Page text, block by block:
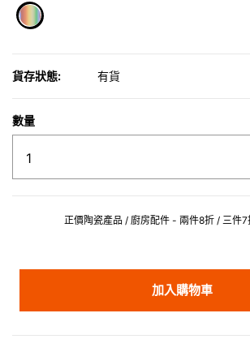
貨存狀態: 有貨
數量
正價陶瓷產品 / 廚房配件 - 兩件8折 / 三件
加入購物車